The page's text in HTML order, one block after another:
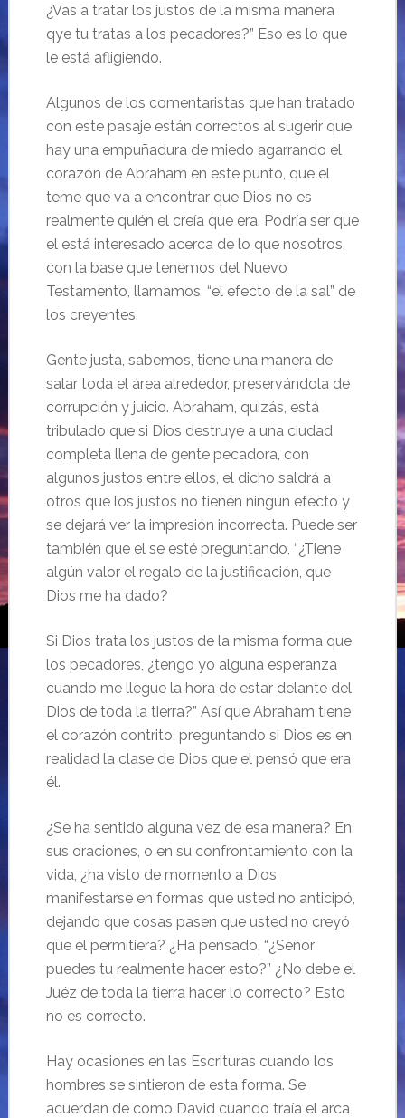
¿Vas a tratar los justos de la misma manera
qye tu tratas a los pecadores?” Eso es lo que
le está afligiendo.
Algunos de los comentaristas que han tratado
con este pasaje están correctos al sugerir que
hay una empuñadura de miedo agarrando el
corazón de Abraham en este punto, que el
teme que va a encontrar que Dios no es
realmente quién el creía que era. Podría ser que
el está interesado acerca de lo que nosotros,
con la base que tenemos del Nuevo
Testamento, llamamos, “el efecto de la sal” de
los creyentes.
Gente justa, sabemos, tiene una manera de
salar toda el área alrededor, preservándola de
corrupción y juicio. Abraham, quizás, está
tribulado que si Dios destruye a una ciudad
completa llena de gente pecadora, con
algunos justos entre ellos, el dicho saldrá a
otros que los justos no tienen ningún efecto y
se dejará ver la impresión incorrecta. Puede ser
también que el se esté preguntando, “¿Tiene
algún valor el regalo de la justificación, que
Dios me ha dado?
Si Dios trata los justos de la misma forma que
los pecadores, ¿tengo yo alguna esperanza
cuando me llegue la hora de estar delante del
Dios de toda la tierra?” Así que Abraham tiene
el corazón contrito, preguntando si Dios es en
realidad la clase de Dios que el pensó que era
él.
¿Se ha sentido alguna vez de esa manera? En
sus oraciones, o en su confrontamiento con la
vida, ¿ha visto de momento a Dios
manifestarse en formas que usted no anticipó,
dejando que cosas pasen que usted no creyó
que él permitiera? ¿Ha pensado, “¿Señor
puedes tu realmente hacer esto?” ¿No debe el
Juéz de toda la tierra hacer lo correcto? Esto
no es correcto.
Hay ocasiones en las Escrituras cuando los
hombres se sintieron de esta forma. Se
acuerdan de como David cuando traía el arca